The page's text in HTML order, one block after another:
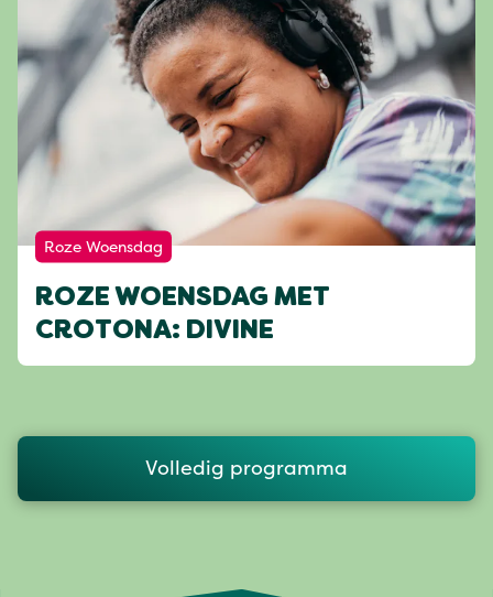
Roze Woensdag
ROZE WOENSDAG MET
CROTONA: DIVINE
Volledig programma